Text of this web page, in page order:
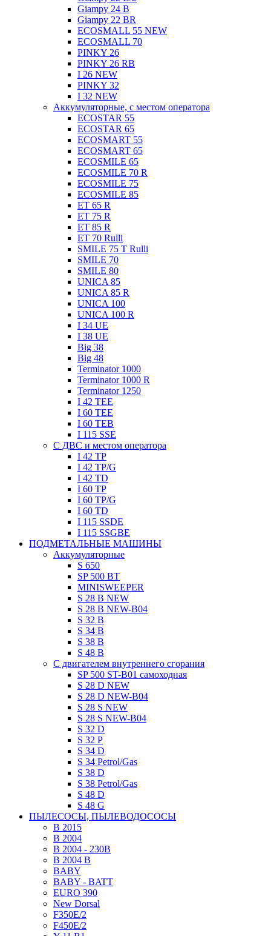
Giampy 24 B
Giampy 22 BR
ECOSMALL 55 NEW
ECOSMALL 70
PINKY 26
PINKY 26 RB
I 26 NEW
PINKY 32
I 32 NEW
Аккумуляторные, с местом оператора
ECOSTAR 55
ECOSTAR 65
ECOSMART 55
ECOSMART 65
ECOSMILE 65
ECOSMILE 70 R
ECOSMILE 75
ECOSMILE 85
ET 65 R
ET 75 R
ET 85 R
ET 70 Rulli
SMILE 75 T Rulli
SMILE 70
SMILE 80
UNICA 85
UNICA 85 R
UNICA 100
UNICA 100 R
I 34 UE
I 38 UE
Big 38
Big 48
Terminator 1000
Terminator 1000 R
Terminator 1250
I 42 TEE
I 60 TEE
I 60 TEB
I 115 SSE
C ДВC и местом оператора
I 42 TP
I 42 TP/G
I 42 TD
I 60 TP
I 60 TP/G
I 60 TD
I 115 SSDE
I 115 SSGBE
ПОДМЕТАЛЬНЫЕ МАШИНЫ
Aккумуляторные
S 650
SP 500 BT
MINISWEEPER
S 28 B NEW
S 28 B NEW-B04
S 32 B
S 34 B
S 38 B
S 48 B
C двигателем внутреннего сгорания
SP 500 ST-B01 самоходная
S 28 D NEW
S 28 D NEW-B04
S 28 S NEW
S 28 S NEW-B04
S 32 D
S 32 P
S 34 D
S 34 Petrol/Gas
S 38 D
S 38 Petrol/Gas
S 48 D
S 48 G
ПЫЛЕСОСЫ, ПЫЛЕВОДОСОСЫ
B 2015
B 2004
B 2004 - 230В
B 2004 B
BABY
BABY - BATT
EURO 390
New Dorsal
F350E/2
F450E/2